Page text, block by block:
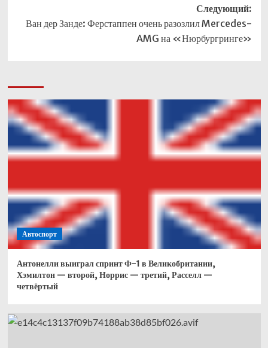
Следующий:
Ван дер Занде: Ферстаппен очень разозлил Mercedes-
AMG на «Нюрбургринге»
Автоспорт
Антонелли выиграл спринт Ф-1 в Великобритании,
Хэмилтон — второй, Норрис — третий, Расселл —
четвёртый